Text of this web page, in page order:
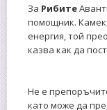
За Рибите
помощник.
енергия, той
казва как да
Не е
като може да